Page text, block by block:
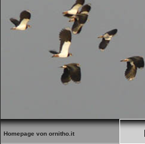
Homepage von ornitho.it